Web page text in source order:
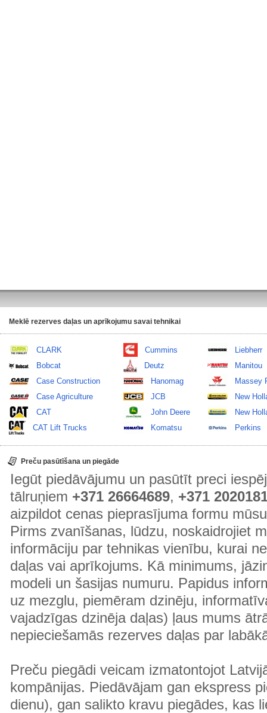
Meklē rezerves daļas un aprīkojumu savai tehnikai
CLARK
Bobcat
Case Construction
Case Agriculture
CAT
CAT Lift Trucks
Cummins
Deutz
Hanomag
JCB
John Deere
Komatsu
Liebherr
Manitou
Massey
New
New
Perkins
Preču pasūtīšana un piegāde
Iegūt piedāvājumu un pasūtīt preci
tālruņiem +371 26664689, +371
aizpildot cenas pieprasījuma formu
Pirms zvanīšanas, lūdzu, noskaidrojiet
informāciju par tehnikas vienību, kurai
daļas vai aprīkojums. Kā minimums,
modeli un šasijas numuru. Papidus
uz mezglu, piemēram dzinēju,
vajadzīgas dzinēja daļas) ļaus mums
nepieciešamās rezerves daļas par
Preču piegādi veicam izmatontojot
kompānijas. Piedāvājam gan ekspress
dienu), gan salikto kravu piegādes, kas